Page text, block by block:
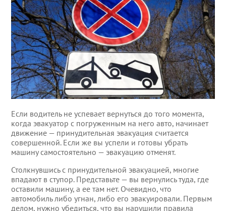
Эвакуатор на
Эвакуатор на
Эвакуатор на
Эвакуатор в
Эвакуатор во
Эвакуация
Эвакуация
Эвакуация
Если водитель не успевает вернуться до того момента,
когда эвакуатор с погруженным на него авто, начинает
движение — принудительная эвакуация считается
совершенной. Если же вы успели и готовы убрать
машину самостоятельно — эвакуацию отменят.
Столкнувшись с принудительной эвакуацией, многие
впадают в ступор. Представьте — вы вернулись туда, где
оставили машину, а ее там нет. Очевидно, что
автомобиль либо угнан, либо его эвакуировали. Первым
делом, нужно убедиться, что вы нарушили правила